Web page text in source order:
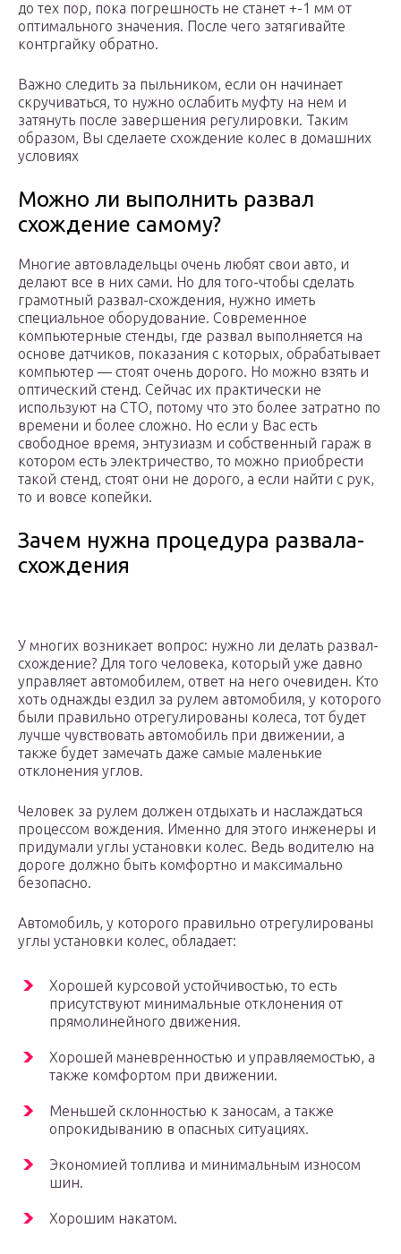
до тех пор, пока погрешность не станет +-1 мм от
оптимального значения. После чего затягивайте
контргайку обратно.
Важно следить за пыльником, если он начинает
скручиваться, то нужно ослабить муфту на нем и
затянуть после завершения регулировки. Таким
образом, Вы сделаете схождение колес в домашних
условиях
Можно ли выполнить развал
схождение самому?
Многие автовладельцы очень любят свои авто, и
делают все в них сами. Но для того-чтобы сделать
грамотный развал-схождения, нужно иметь
специальное оборудование. Современное
компьютерные стенды, где развал выполняется на
основе датчиков, показания с которых, обрабатывает
компьютер — стоят очень дорого. Но можно взять и
оптический стенд. Сейчас их практически не
используют на СТО, потому что это более затратно по
времени и более сложно. Но если у Вас есть
свободное время, энтузиазм и собственный гараж в
котором есть электричество, то можно приобрести
такой стенд, стоят они не дорого, а если найти с рук,
то и вовсе копейки.
Зачем нужна процедура развала-
схождения
У многих возникает вопрос: нужно ли делать развал-
схождение? Для того человека, который уже давно
управляет автомобилем, ответ на него очевиден. Кто
хоть однажды ездил за рулем автомобиля, у которого
были правильно отрегулированы колеса, тот будет
лучше чувствовать автомобиль при движении, а
также будет замечать даже самые маленькие
отклонения углов.
Человек за рулем должен отдыхать и наслаждаться
процессом вождения. Именно для этого инженеры и
придумали углы установки колес. Ведь водителю на
дороге должно быть комфортно и максимально
безопасно.
Автомобиль, у которого правильно отрегулированы
углы установки колес, обладает:
Хорошей курсовой устойчивостью, то есть
присутствуют минимальные отклонения от
прямолинейного движения.
Хорошей маневренностью и управляемостью, а
также комфортом при движении.
Меньшей склонностью к заносам, а также
опрокидыванию в опасных ситуациях.
Экономией топлива и минимальным износом
шин.
Хорошим накатом.